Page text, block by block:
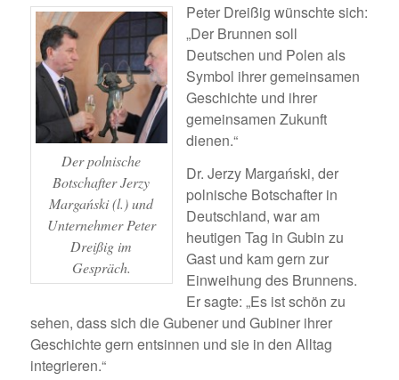
Der polnische
Botschafter Jerzy
Margański (l.) und
Unternehmer Peter
Dreißig im
Gespräch.
Peter Dreißig wünschte sich:
„Der Brunnen soll
Deutschen und Polen als
Symbol ihrer gemeinsamen
Geschichte und ihrer
gemeinsamen Zukunft
dienen.“
Dr. Jerzy Margański, der
polnische Botschafter in
Deutschland, war am
heutigen Tag in Gubin zu
Gast und kam gern zur
Einweihung des Brunnens.
Er sagte: „Es ist schön zu
sehen, dass sich die Gubener und Gubiner ihrer
Geschichte gern entsinnen und sie in den Alltag
integrieren.“